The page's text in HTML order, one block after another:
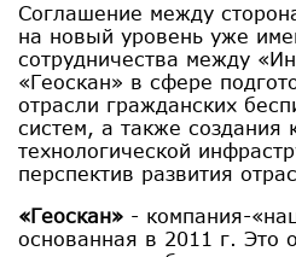
Соглашение между
на новый уровень уже
сотрудничества между
«Геоскан» в сфере
отрасли гражданских
систем, а также создания
технологической
перспектив развития
«Геоскан» - компания-
основанная в 2011 г. Это